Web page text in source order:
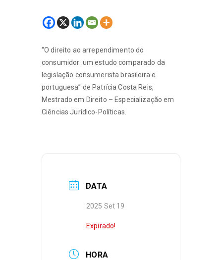
“O direito ao arrependimento do
consumidor: um estudo comparado da
legislação consumerista brasileira e
portuguesa” de Patrícia Costa Reis,
Mestrado em Direito – Especialização em
Ciências Jurídico-Políticas.
DATA
2025 Set 19
Expirado!
HORA